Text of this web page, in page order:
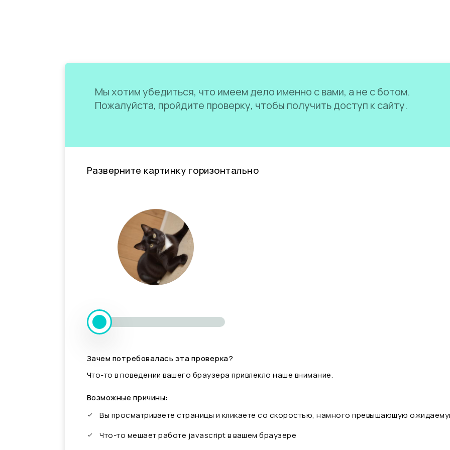
Мы хотим убедиться, что имеем дело именно с вами, а не с ботом.
Пожалуйста, пройдите проверку, чтобы получить доступ к сайту.
Разверните картинку горизонтально
Зачем потребовалась эта проверка?
Что-то в поведении вашего браузера привлекло наше внимание.
Возможные причины:
Вы просматриваете страницы и кликаете со скоростью, намного превышающую
Что-то мешает работе javascript в вашем браузере